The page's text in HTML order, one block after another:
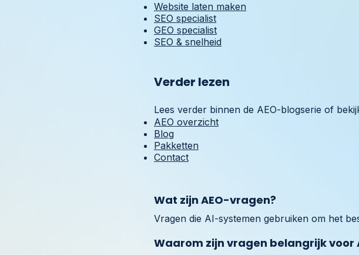
Website laten maken
SEO specialist
GEO specialist
SEO & snelheid
Verder lezen
Lees verder binnen de AEO-blogserie of
AEO overzicht
Blog
Pakketten
Contact
Wat zijn AEO-vragen?
Vragen die AI-systemen gebruiken om het
Waarom zijn vragen belangrijk voor